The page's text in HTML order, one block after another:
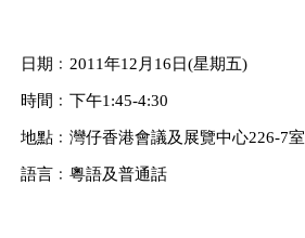
日期﹕2011年12月16日(星期五)
時間﹕下午1:45-4:30
地點﹕灣仔香港會議及展覽中心226-7室
語言﹕粵語及普通話